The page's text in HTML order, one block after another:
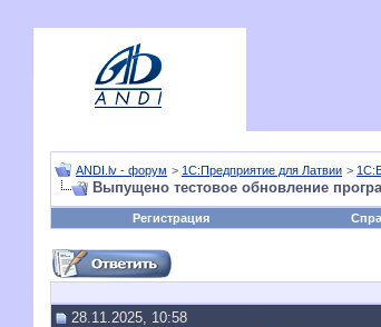
ANDI.lv - форум > 1С:Предприятие для Латвии >
Выпущено тестовое обновление
Регистрация
28.11.2025, 10:58